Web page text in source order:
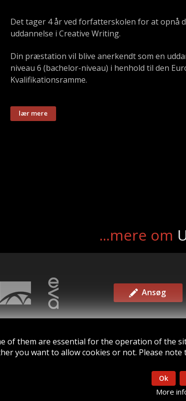
Det tager 4 år ved forfatterskolen for at opnå
uddannelse i Creative Writing.
Din præstation vil blive anerkendt som en
niveau 6 (bachelor-niveau) i henhold til den
Kvalifikationsramme.
...mere om
Ansøg
©2026 ∙
of them are essential for the operation of the
you want to allow cookies or not. Please
Ok
More